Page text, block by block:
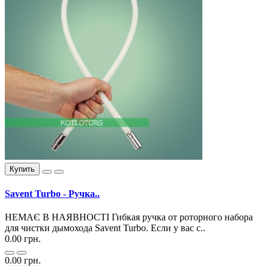
Купить
Savent Turbo - Ручка..
НЕМАЄ В НАЯВНОСТІ Гибкая ручка от роторного набора
для чистки дымохода Savent Turbo. Если у вас с..
0.00 грн.
0.00 грн.